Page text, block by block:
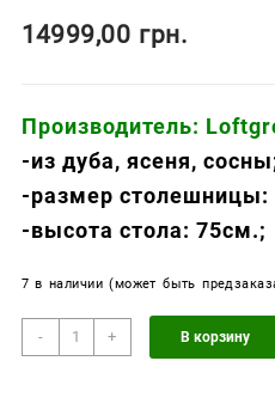
14999,00 грн.
Производитель:
-из дуба, ясеня,
-размер столешницы:
-высота стола: 75см.;
7 в наличии (может быть
-
Количество
товара
+ В корзину